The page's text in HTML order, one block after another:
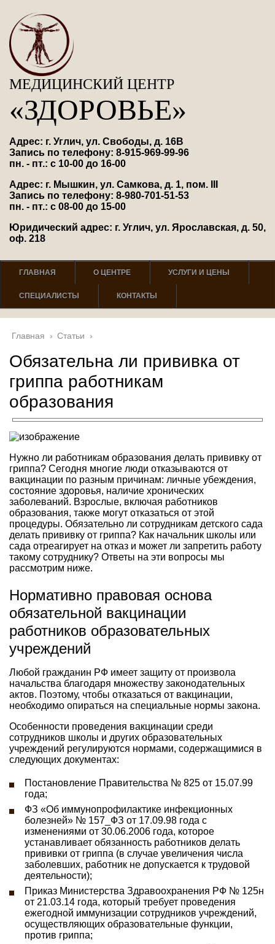
МЕДИЦИНСКИЙ ЦЕНТР
«ЗДОРОВЬЕ»
Адрес: г. Углич, ул. Свободы, д. 16В
Запись по телефону: 8-915-969-99-96
пн. - пт.: с 10-00 до 16-00
Адрес: г. Мышкин, ул. Самкова, д. 1, пом. III
Запись по телефону: 8-980-701-51-53
пн. - пт.: с 08-00 до 15-00
Юридический адрес: г. Углич, ул. Ярославская, д. 50,
оф. 218
ГЛАВНАЯ О ЦЕНТРЕ УСЛУГИ И ЦЕНЫ
СПЕЦИАЛИСТЫ КОНТАКТЫ
Главная › Статьи ›
Обязательна ли прививка от
гриппа работникам
образования
Нужно ли работникам образования делать прививку от
гриппа? Сегодня многие люди отказываются от
вакцинации по разным причинам: личные убеждения,
состояние здоровья, наличие хронических
заболеваний. Взрослые, включая работников
образования, также могут отказаться от этой
процедуры. Обязательно ли сотрудникам детского сада
делать прививку от гриппа? Как начальник школы или
сада отреагирует на отказ и может ли запретить работу
такому сотруднику? Ответы на эти вопросы мы
рассмотрим ниже.
Нормативно правовая основа
обязательной вакцинации
работников образовательных
учреждений
Любой гражданин РФ имеет защиту от произвола
начальства благодаря множеству законодательных
актов. Поэтому, чтобы отказаться от вакцинации,
необходимо опираться на специальные нормы закона.
Особенности проведения вакцинации среди
сотрудников школы и других образовательных
учреждений регулируются нормами, содержащимися в
следующих документах:
Постановление Правительства № 825 от 15.07.99
года;
ФЗ «Об иммунопрофилактике инфекционных
болезней» № 157_ФЗ от 17.09.98 года с
изменениями от 30.06.2006 года, которое
устанавливает обязанность работников делать
прививки от гриппа (в случае увеличения числа
заболевших, работник не допускается к трудовой
деятельности);
Приказ Министерства Здравоохранения РФ № 125н
от 21.03.14 года, который требует проведения
ежегодной иммунизации сотрудников учреждений,
осуществляющих образовательные функции,
против гриппа;